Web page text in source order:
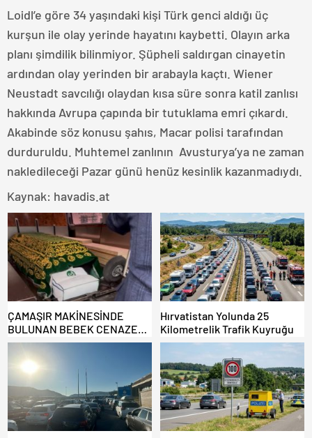
Loidl’e göre 34 yaşındaki kişi Türk genci aldığı üç
kurşun ile olay yerinde hayatını kaybetti. Olayın arka
planı şimdilik bilinmiyor. Şüpheli saldırgan cinayetin
ardından olay yerinden bir arabayla kaçtı. Wiener
Neustadt savcılığı olaydan kısa süre sonra katil zanlısı
hakkında Avrupa çapında bir tutuklama emri çıkardı.
Akabinde söz konusu şahıs, Macar polisi tarafından
durduruldu. Muhtemel zanlının Avusturya’ya ne zaman
nakledileceği Pazar günü henüz kesinlik kazanmadıydı.
Kaynak: havadis.at
ÇAMAŞIR MAKİNESİNDE
BULUNAN BEBEK CENAZESİ
ŞOK ETTİ
Hırvatistan Yolunda 25
Kilometrelik Trafik Kuyruğu